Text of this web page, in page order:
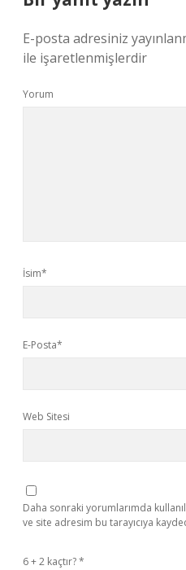
E-posta adresiniz
ile işaretlenmişlerdir
Yorum
İsim*
E-Posta*
Web Sitesi
Daha sonraki yorumlarımda
ve site adresim bu tarayıcıya
6 + 2 kaçtır?*